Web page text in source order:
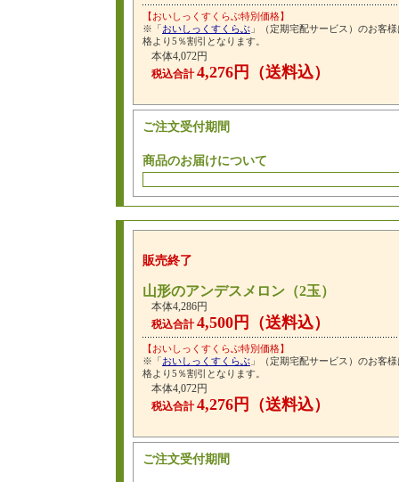
【おいしっくすくらぶ特別価格】
※「おいしっくすくらぶ 」（定期宅配サービス）のお客
格より5％割引となります。
本体4,072円
税込合計4,276円（送料込）
ご注文受付期間
商品のお届けについて
販売終了
山形のアンデスメロン（2玉）
本体4,286円
税込合計4,500円（送料込）
【おいしっくすくらぶ特別価格】
※「おいしっくすくらぶ 」（定期宅配サービス）のお客
格より5％割引となります。
本体4,072円
税込合計4,276円（送料込）
ご注文受付期間